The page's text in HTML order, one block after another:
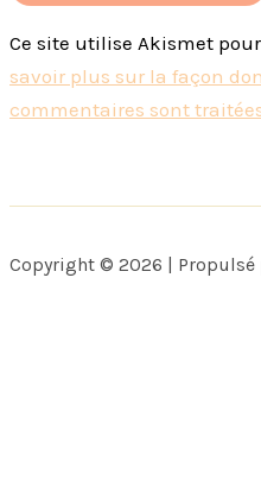
Ce site utilise Akismet
savoir plus sur la façon
commentaires sont
Copyright © 2026 | Propulsé